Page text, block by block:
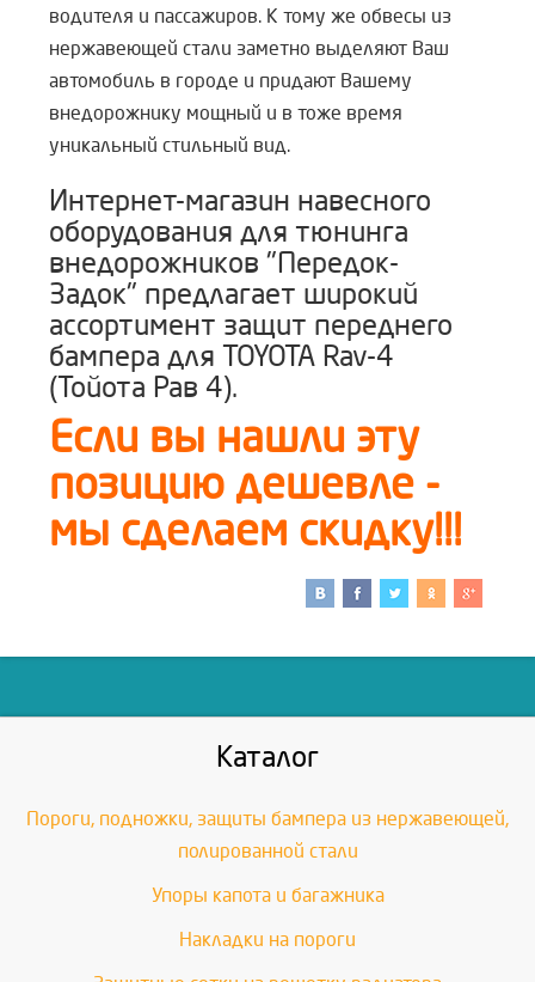
водителя и пассажиров. К тому же обвесы из
нержавеющей стали заметно выделяют Ваш
автомобиль в городе и придают Вашему
внедорожнику мощный и в тоже время
уникальный стильный вид.
Интернет-магазин навесного
оборудования для тюнинга
внедорожников "Передок-
Задок" предлагает широкий
ассортимент защит переднего
бампера для TOYOTA Rav-4
(Тойота Рав 4).
Если вы нашли эту
позицию дешевле -
мы сделаем скидку!!!
Каталог
Пороги, подножки, защиты бампера из нержавеющей,
полированной стали
Упоры капота и багажника
Накладки на пороги